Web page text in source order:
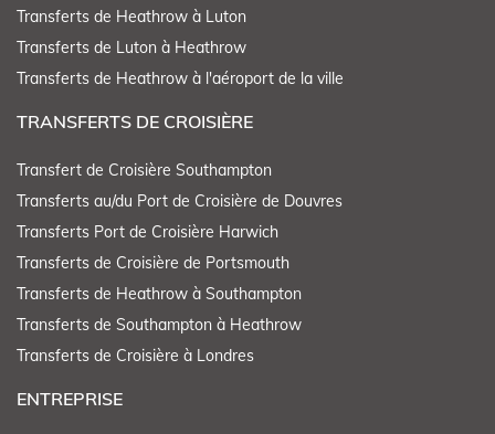
Transferts de Heathrow à Luton
Transferts de Luton à Heathrow
Transferts de Heathrow à l'aéroport de la ville
TRANSFERTS DE CROISIÈRE
Transfert de Croisière Southampton
Transferts au/du Port de Croisière de Douvres
Transferts Port de Croisière Harwich
Transferts de Croisière de Portsmouth
Transferts de Heathrow à Southampton
Transferts de Southampton à Heathrow
Transferts de Croisière à Londres
ENTREPRISE